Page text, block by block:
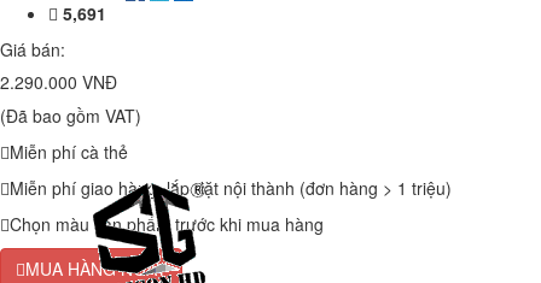
5,691
Giá bán:
2.290.000 VNĐ
(Đã bao gồm VAT)
Miễn phí cà thẻ
Miễn phí giao hàng, lắp đặt nội thành (đơn hàng > 1 triệu)
Chọn màu sản phẩm trước khi mua hàng
MUA HÀNG NGAY